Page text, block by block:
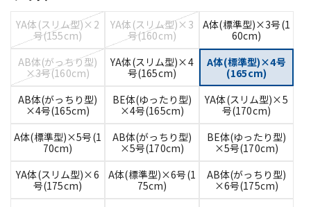
YA体(スリム型)×2
号(155cm)
YA体(スリム型)×3
号(160cm)
A体(標準型)×3号(1
60cm)
AB体(がっちり型)
×3号(160cm)
YA体(スリム型)×4
号(165cm)
A体(標準型)×4号
(165cm)
AB体(がっちり型)
×4号(165cm)
BE体(ゆったり型)
×4号(165cm)
YA体(スリム型)×5
号(170cm)
A体(標準型)×5号(1
70cm)
AB体(がっちり型)
×5号(170cm)
BE体(ゆったり型)
×5号(170cm)
YA体(スリム型)×6
号(175cm)
A体(標準型)×6号(1
75cm)
AB体(がっちり型)
×6号(175cm)